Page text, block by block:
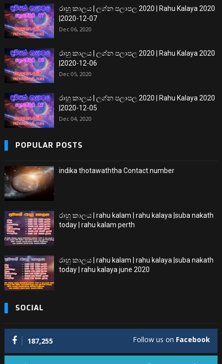
රාහු කාලය | ලග්න පලාපල 2020 | Rahu Kalaya 2020
|2020-12-07
Dec 06, 2020
රාහු කාලය | ලග්න පලාපල 2020 | Rahu Kalaya 2020
|2020-12-06
Dec 05, 2020
රාහු කාලය | ලග්න පලාපල 2020 | Rahu Kalaya 2020
|2020-12-05
Dec 04, 2020
POPULAR POSTS
indika thotawaththa Contact number
රාහු කාලය | rahu kalam | rahu kalaya |suba nakath
today | rahu kalam perth
රාහු කාලය | rahu kalam | rahu kalaya |suba nakath
today | rahu kalaya june 2020
SOCIAL
187,255 Follow us on Facebook